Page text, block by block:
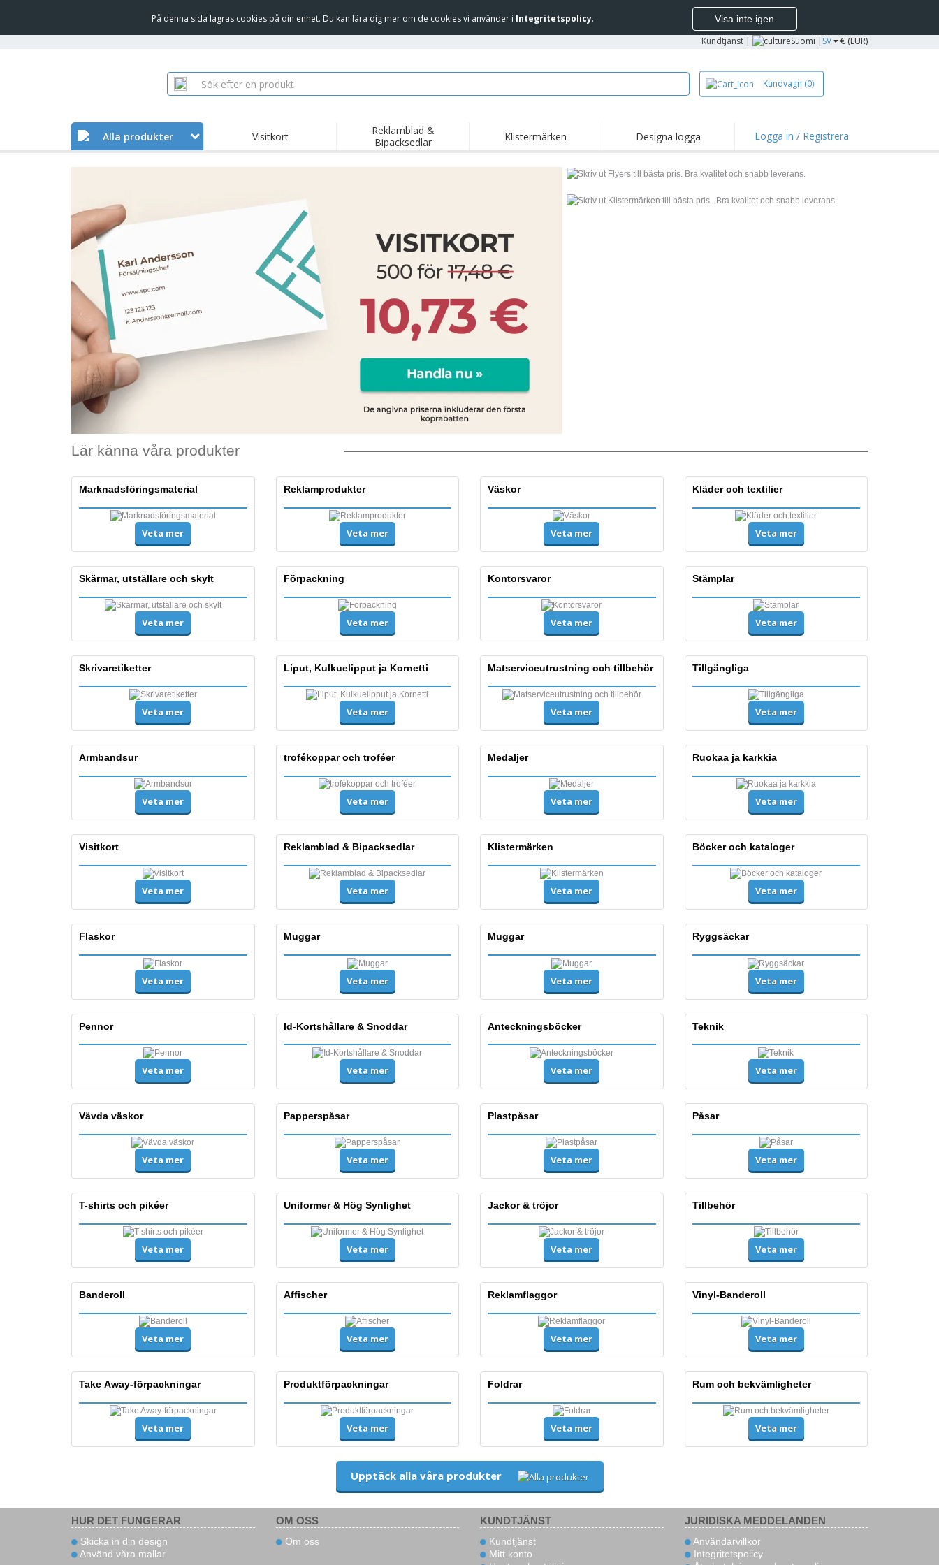
På denna sida lagras cookies på din enhet. Du kan lära dig mer om de cookies vi använder i Integritetspolicy. Visa inte igen
Kundtjänst | Suomi | SV € (EUR)
Kundvagn (0)
Alla produkter Visitkort
Reklamblad &
Bipacksedlar
Klistermärken Designa logga Logga in / Registrera
Lär känna våra produkter
Marknadsföringsmaterial
Veta mer
Reklamprodukter
Veta mer
Väskor
Veta mer
Kläder och textilier
Veta mer
Skärmar, utställare och skylt
Veta mer
Förpackning
Veta mer
Kontorsvaror
Veta mer
Stämplar
Veta mer
Skrivaretiketter
Veta mer
Liput, Kulkuelipput ja Kornetti
Veta mer
Matserviceutrustning och tillbehör
Veta mer
Tillgängliga
Veta mer
Armbandsur
Veta mer
trofékoppar och troféer
Veta mer
Medaljer
Veta mer
Ruokaa ja karkkia
Veta mer
Visitkort
Veta mer
Reklamblad & Bipacksedlar
Veta mer
Klistermärken
Veta mer
Böcker och kataloger
Veta mer
Flaskor
Veta mer
Muggar
Veta mer
Muggar
Veta mer
Ryggsäckar
Veta mer
Pennor
Veta mer
Id-Kortshållare & Snoddar
Veta mer
Anteckningsböcker
Veta mer
Teknik
Veta mer
Vävda väskor
Veta mer
Papperspåsar
Veta mer
Plastpåsar
Veta mer
Påsar
Veta mer
T-shirts och pikéer
Veta mer
Uniformer & Hög Synlighet
Veta mer
Jackor & tröjor
Veta mer
Tillbehör
Veta mer
Banderoll
Veta mer
Affischer
Veta mer
Reklamflaggor
Veta mer
Vinyl-Banderoll
Veta mer
Take Away-förpackningar
Veta mer
Produktförpackningar
Veta mer
Foldrar
Veta mer
Rum och bekvämligheter
Veta mer
Upptäck alla våra produkter
HUR DET FUNGERAR
Skicka in din design
Använd våra mallar
OM OSS
Om oss
KUNDTJÄNST
Kundtjänst
Mitt konto
JURIDISKA MEDDELANDEN
Användarvillkor
Integritetspolicy